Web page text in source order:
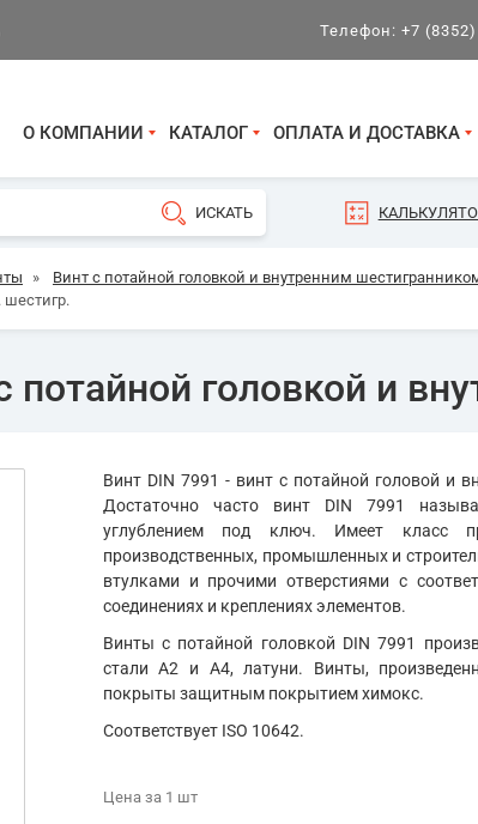
Телефон: +7 (8352)
О КОМПАНИИ КАТАЛОГ ОПЛАТА И ДОСТАВКА
»
Винт с потайной головкой и внутренним
шестигр.
головкой и
Винт DIN 7991 - винт с потайной головой и
Достаточно часто винт DIN 7991
углублением под ключ. Имеет класс
производственных, промышленных и
втулками и прочими отверстиями с
соединениях и креплениях элементов.
Винты с потайной головкой DIN 7991
стали А2 и А4, латуни. Винты,
покрыты защитным покрытием химокс.
Соответствует ISO 10642.
Цена за 1 шт